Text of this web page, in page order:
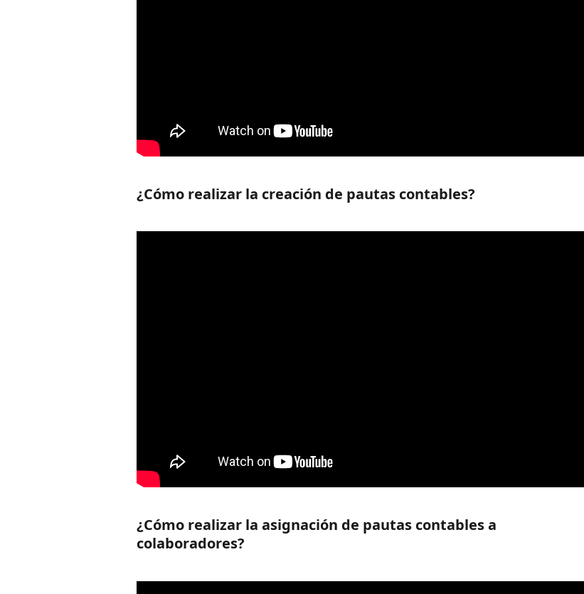
¿Cómo realizar la creación de pautas contables?
¿Cómo realizar la asignación de pautas contables a
colaboradores?